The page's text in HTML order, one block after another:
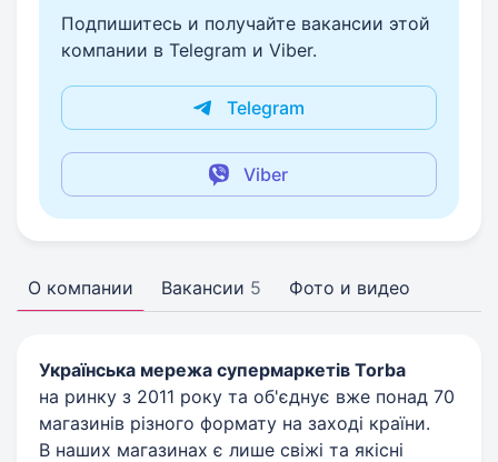
Подпишитесь и получайте вакансии этой
компании в Telegram и Viber.
Telegram
Viber
О компании Вакансии 5 Фото и видео
Українська мережа супермаркетів Torba
на ринку з 2011 року та об'єднує вже понад 70
магазинів різного формату на заході країни.
В наших магазинах є лише свіжі та якісні